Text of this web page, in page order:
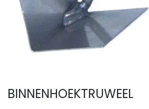
BINNENHOEKTRUWEEL